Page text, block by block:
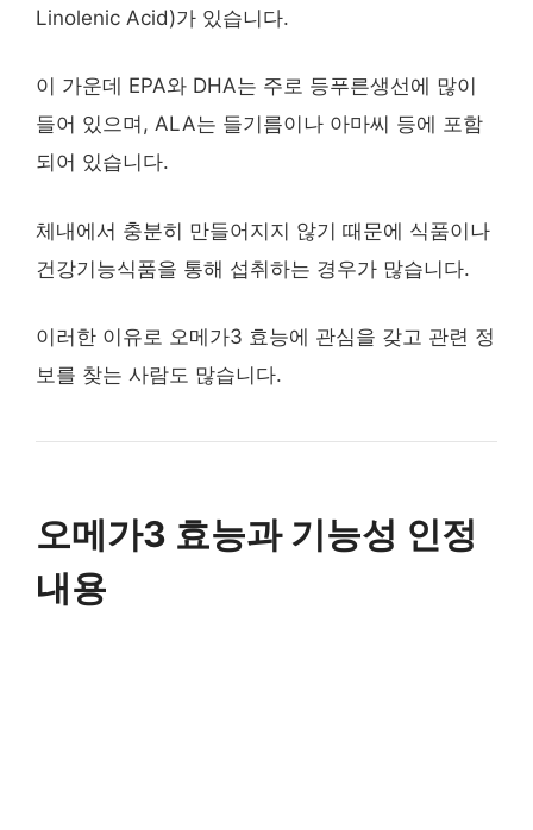
Linolenic Acid)가 있습니다.
이 가운데 EPA와 DHA는 주로 등푸른생선에 많이
들어 있으며, ALA는 들기름이나 아마씨 등에 포함
되어 있습니다.
체내에서 충분히 만들어지지 않기 때문에 식품이나
건강기능식품을 통해 섭취하는 경우가 많습니다.
이러한 이유로 오메가3 효능에 관심을 갖고 관련 정
보를 찾는 사람도 많습니다.
오메가3 효능과 기능성 인정
내용